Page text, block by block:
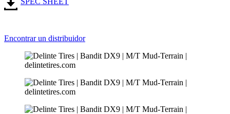
Encontrar un distribuidor